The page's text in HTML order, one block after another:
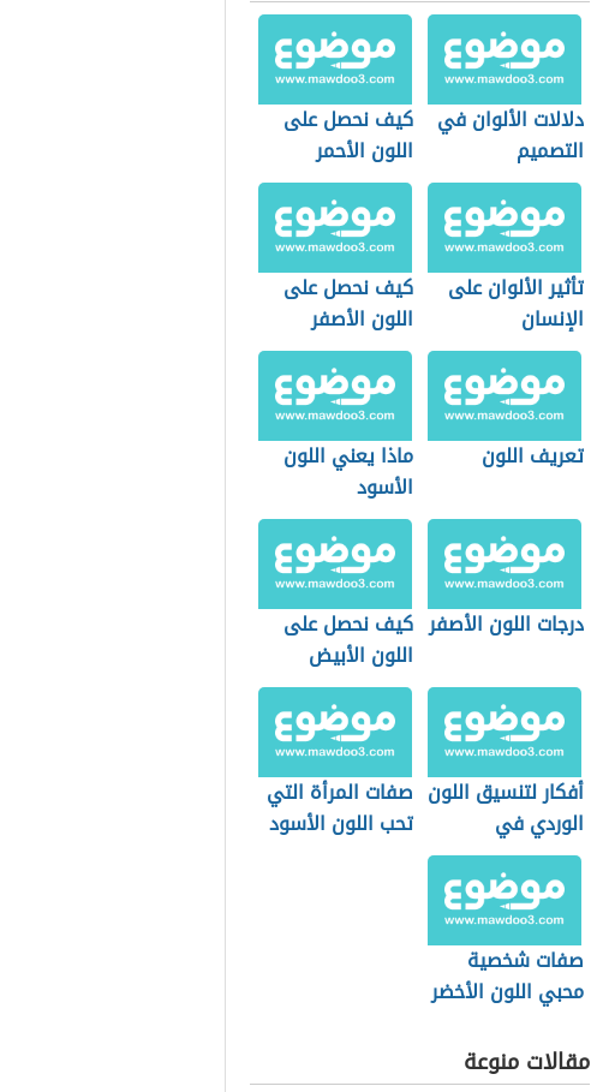
دلالات الألوان في
التصميم
كيف نحصل على
اللون الأحمر
تأثير الألوان على
الإنسان
كيف نحصل على
اللون الأصفر
تعريف اللون
ماذا يعني اللون
الأسود
درجات اللون الأصفر كيف نحصل على
اللون الأبيض
أفكار لتنسيق اللون
الوردي في
الملابس للرجال
صفات المرأة التي
تحب اللون الأسود
صفات شخصية
محبي اللون الأخضر
مقالات منوعة